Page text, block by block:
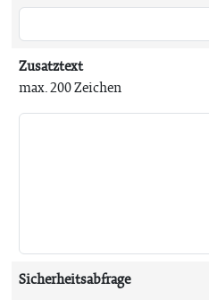
Zusatztext
max. 200 Zeichen
Sicherheitsabfrage